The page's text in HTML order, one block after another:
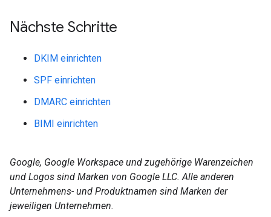
Nächste Schritte
DKIM einrichten
SPF einrichten
DMARC einrichten
BIMI einrichten
Google, Google Workspace und zugehörige Warenzeichen
und Logos sind Marken von Google LLC. Alle anderen
Unternehmens- und Produktnamen sind Marken der
jeweiligen Unternehmen.